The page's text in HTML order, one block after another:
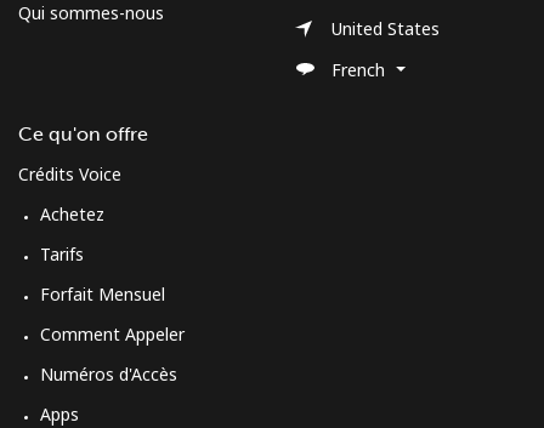
Qui sommes-nous
Ce qu'on offre
Crédits Voice
Achetez
Tarifs
Forfait Mensuel
Comment Appeler
Numéros d'Accès
Apps
United States
French